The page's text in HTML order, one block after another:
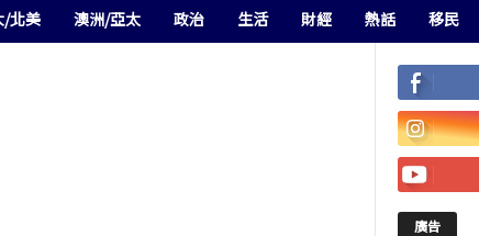
/北美 澳洲/亞太 政治 生活 財經 熱話 移民
廣告